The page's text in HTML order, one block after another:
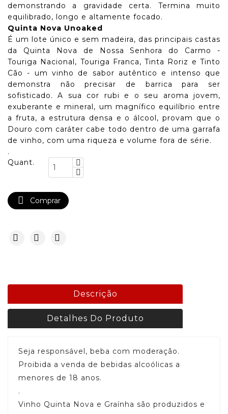
demonstrando a gravidade certa. Termina muito
equilibrado, longo e altamente focado.
Quinta Nova Unoaked
É um lote único e sem madeira, das principais castas
da Quinta Nova de Nossa Senhora do Carmo -
Touriga Nacional, Touriga Franca, Tinta Roriz e Tinto
Cão - um vinho de sabor autêntico e intenso que
demonstra não precisar de barrica para ser
sofisticado. A sua cor rubi e o seu aroma jovem,
exuberante e mineral, um magnífico equilíbrio entre
a fruta, a estrutura densa e o álcool, provam que o
Douro com caráter cabe todo dentro de uma garrafa
de vinho, com uma riqueza e volume fora de série.
.
Quant.
 Comprar
Descrição
Detalhes Do Produto
Seja responsável, beba com moderação.
Proibida a venda de bebidas alcoólicas a
menores de 18 anos.
.
Vinho Quinta Nova e Graínha são produzidos e